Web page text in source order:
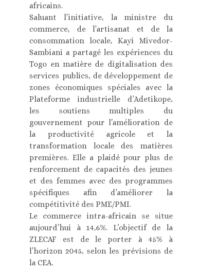
africains.
Saluant l’initiative, la ministre du
commerce, de l’artisanat et de la
consommation locale, Kayi Mivedor-
Sambiani a partagé les expériences du
Togo en matière de digitalisation des
services publics, de développement de
zones économiques spéciales avec la
Plateforme industrielle d’Adetikope,
les soutiens multiples du
gouvernement pour l’amélioration de
la productivité agricole et la
transformation locale des matières
premières. Elle a plaidé pour plus de
renforcement de capacités des jeunes
et des femmes avec des programmes
spécifiques afin d’améliorer la
compétitivité des PME/PMI.
Le commerce intra-africain se situe
aujourd’hui à 14,6%. L’objectif de la
ZLECAF est de le porter à 45% à
l’horizon 2045, selon les prévisions de
la CEA.